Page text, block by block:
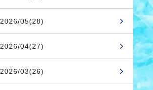
2026/05(28)
2026/04(27)
2026/03(26)